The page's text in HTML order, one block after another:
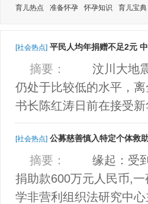
育儿热点 准备怀孕 怀孕知识 育儿宝典
[社会热点] 平民人均年捐赠不足2元
摘要：
汶川大地震
仍处于比较低的水平，
书长陈红涛日前在接
[社会热点] 公募慈善慎入特定个体救
摘要：
缘起：受到
捐助款600万元人民币,
学非营利组织法研究中